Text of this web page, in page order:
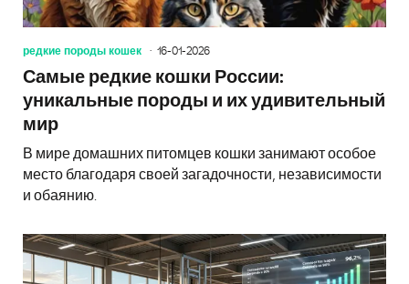
редкие породы кошек 16-01-2026
Самые редкие кошки России:
уникальные породы и их удивительный
мир
В мире домашних питомцев кошки занимают особое
место благодаря своей загадочности, независимости
и обаянию.